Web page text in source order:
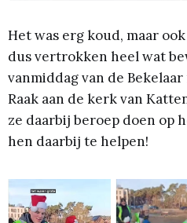
Het was erg koud, maar
dus vertrokken heel wat
vanmiddag van de
Raak aan de kerk van
ze daarbij beroep doen op
hen daarbij te helpen!